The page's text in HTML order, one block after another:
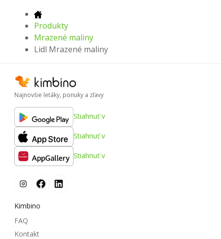
Produkty
Mrazené maliny
Lidl Mrazené maliny
Najnovšie letáky, ponuky a zľavy
Stiahnuť v
Stiahnuť v
Stiahnuť v
Kimbino
FAQ
Kontakt